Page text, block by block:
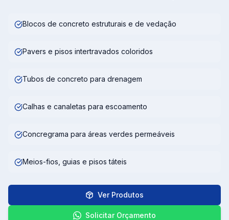
Blocos de concreto estruturais e de vedação
Pavers e pisos intertravados coloridos
Tubos de concreto para drenagem
Calhas e canaletas para escoamento
Concregrama para áreas verdes permeáveis
Meios-fios, guias e pisos táteis
Ver Produtos
Solicitar Orçamento